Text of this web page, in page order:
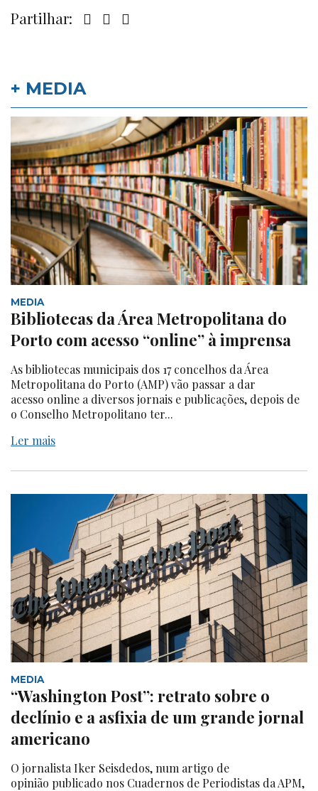
Partilhar:
+ MEDIA
MEDIA
Bibliotecas da Área Metropolitana do
Porto com acesso “online” à imprensa
As bibliotecas municipais dos 17 concelhos da Área
Metropolitana do Porto (AMP) vão passar a dar
acesso online a diversos jornais e publicações, depois de
o Conselho Metropolitano ter...
Ler mais
MEDIA
“Washington Post”: retrato sobre o
declínio e a asfixia de um grande jornal
americano
O jornalista Iker Seisdedos, num artigo de
opinião publicado nos Cuadernos de Periodistas da APM,